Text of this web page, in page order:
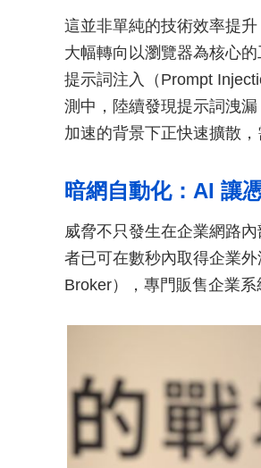
這並非單純的技術效率提
大幅轉向以瀏覽器為核心
提示詞注入（Prompt
測中，陸續發現提示詞洩
加速的背景下正快速擴散
暗網自動化：AI 讓
威脅不只發生在企業網路內
者已可在數秒內取得企業
Broker），專門販售企業